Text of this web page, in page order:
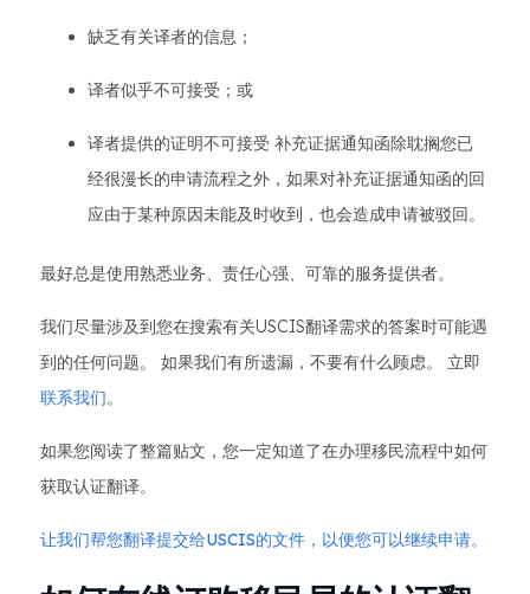
缺乏有关译者的信息；
译者似乎不可接受；或
译者提供的证明不可接受 补充证据通知函除耽搁您已
经很漫长的申请流程之外，如果对补充证据通知函的回
应由于某种原因未能及时收到，也会造成申请被驳回。
最好总是使用熟悉业务、责任心强、可靠的服务提供者。
我们尽量涉及到您在搜索有关USCIS翻译需求的答案时可能遇
到的任何问题。 如果我们有所遗漏，不要有什么顾虑。 立即
联系我们。
如果您阅读了整篇贴文，您一定知道了在办理移民流程中如何
获取认证翻译。
让我们帮您翻译提交给USCIS的文件，以便您可以继续申请。